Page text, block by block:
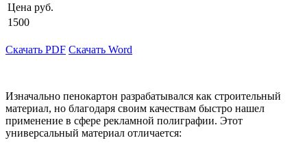
Цена руб.
1500
Скачать PDF Скачать Word
Изначально пенокартон разрабатывался как строительный
материал, но благодаря своим качествам быстро нашел
применение в сфере рекламной полиграфии. Этот
универсальный материал отличается: